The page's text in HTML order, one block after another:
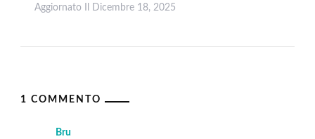
Aggiornato Il Dicembre 18, 2025
1 COMMENTO
Bru